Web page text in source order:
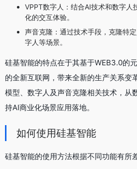
VPPT数字人：结合AI技术和数字人
化的交互体验。
声音克隆：通过技术手段，克隆特
字人等场景。
硅基智能的特点在于其基于WEB3.0的
的全新互联网，带来全新的生产关系变
模型、数字人及声音克隆相关技术，从
持AI商业化场景应用落地。
如何使用硅基智能
硅基智能的使用方法根据不同功能有所